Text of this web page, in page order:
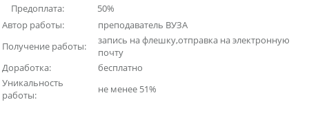
Предоплата:
50%
Автор работы:
преподаватель ВУЗА
Получение работы:
запись на флешку,отправка на электронную
почту
Доработка:
бесплатно
Уникальность
работы:
не менее 51%